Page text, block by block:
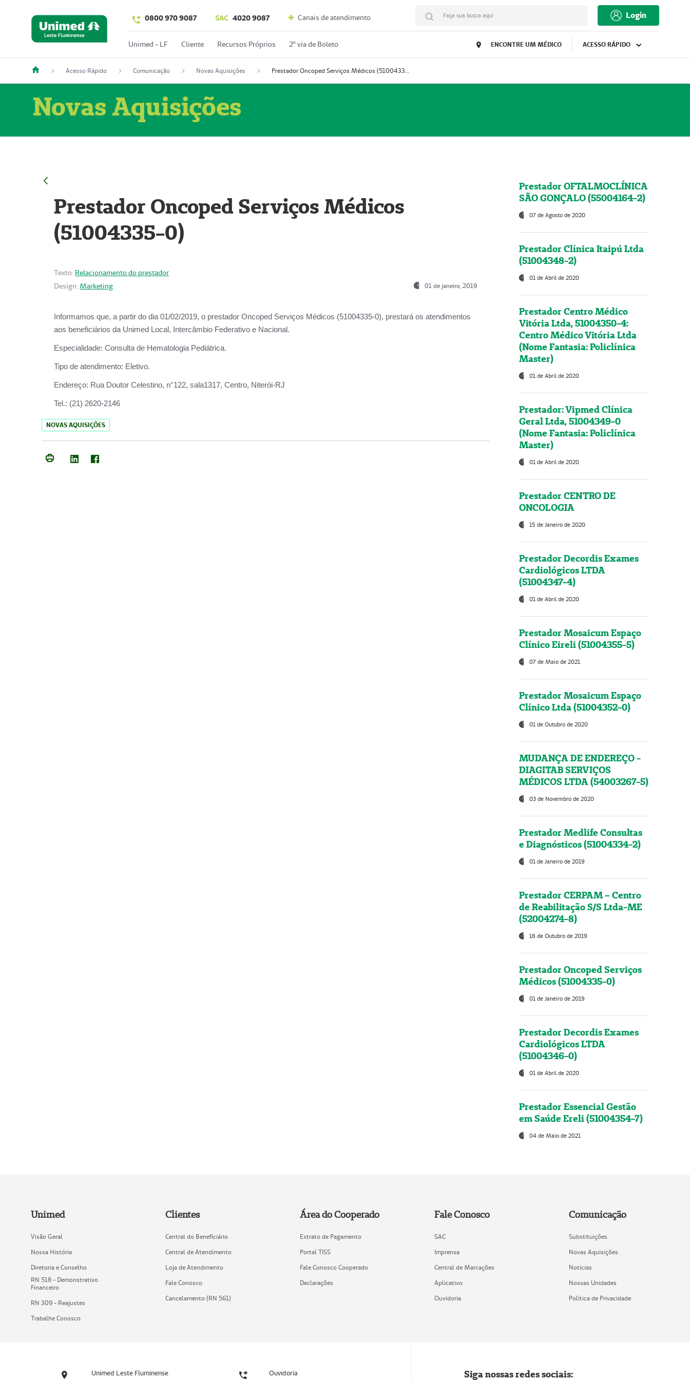
0800 970 9087 SAC 4020 9087 Canais de atendimento Faça sua busca aqui Login
Unimed - LF Cliente Recursos Próprios 2º via de Boleto ENCONTRE UM MÉDICO ACESSO RÁPIDO
Acesso Rápido Comunicação Novas Aquisições Prestador Oncoped Serviços Médicos (51004335-0)
Novas Aquisições
Prestador Oncoped Serviços Médicos
(51004335-0)
Texto: Relacionamento do prestador
Design: Marketing 01 de janeiro, 2019
Informamos que, a partir do dia 01/02/2019, o prestador Oncoped Serviços Médicos (51004335-0), prestará os atendimentos
aos beneficiários da Unimed Local, Intercâmbio Federativo e Nacional.
Especialidade: Consulta de Hematologia Pediátrica.
Tipo de atendimento: Eletivo.
Endereço: Rua Doutor Celestino, n°122, sala1317, Centro, Niterói-RJ
Tel.: (21) 2620-2146
NOVAS AQUISIÇÕES
Prestador OFTALMOCLÍNICA
SÃO GONÇALO (55004164-2)
07 de Agosto de 2020
Prestador Clínica Itaipú Ltda
(51004348-2)
01 de Abril de 2020
Prestador Centro Médico
Vitória Ltda, 51004350-4:
Centro Médico Vitória Ltda
(Nome Fantasia: Policlínica
Master)
01 de Abril de 2020
Prestador: Vipmed Clínica
Geral Ltda, 51004349-0
(Nome Fantasia: Policlínica
Master)
01 de Abril de 2020
Prestador CENTRO DE
ONCOLOGIA
15 de Janeiro de 2020
Prestador Decordis Exames
Cardiológicos LTDA
(51004347-4)
01 de Abril de 2020
Prestador Mosaicum Espaço
Clínico Eireli (51004355-5)
07 de Maio de 2021
Prestador Mosaicum Espaço
Clínico Ltda (51004352-0)
01 de Outubro de 2020
MUDANÇA DE ENDEREÇO -
DIAGITAB SERVIÇOS
MÉDICOS LTDA (54003267-5)
03 de Novembro de 2020
Prestador Medlife Consultas
e Diagnósticos (51004334-2)
01 de Janeiro de 2019
Prestador CERPAM – Centro
de Reabilitação S/S Ltda-ME
(52004274-8)
18 de Outubro de 2019
Prestador Oncoped Serviços
Médicos (51004335-0)
01 de Janeiro de 2019
Prestador Decordis Exames
Cardiológicos LTDA
(51004346-0)
01 de Abril de 2020
Prestador Essencial Gestão
em Saúde Ereli (51004354-7)
04 de Maio de 2021
Unimed
Visão Geral
Nossa História
Diretoria e Conselho
RN 518 - Demonstrativo
Financeiro
RN 309 - Reajustes
Trabalhe Conosco
Clientes
Central do Beneficiário
Central de Atendimento
Loja de Atendimento
Fale Conosco
Cancelamento (RN 561)
Área do Cooperado
Extrato de Pagamento
Portal TISS
Fale Conosco Cooperado
Declarações
Fale Conosco
SAC
Imprensa
Central de Marcações
Aplicativo
Ouvidoria
Comunicação
Substituições
Novas Aquisições
Notícias
Nossas Unidades
Política de Privacidade
Unimed Leste Fluminense Ouvidoria Siga nossas redes sociais: